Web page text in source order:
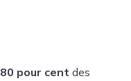
80 pour cent des